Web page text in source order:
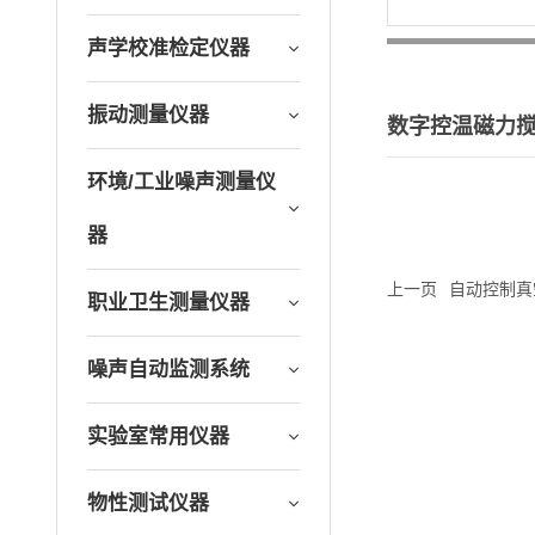
声学校准检定仪器
振动测量仪器
环境/工业噪声测量仪
器
职业卫生测量仪器
噪声自动监测系统
实验室常用仪器
物性测试仪器
数字控温磁力
上一页 自动控制